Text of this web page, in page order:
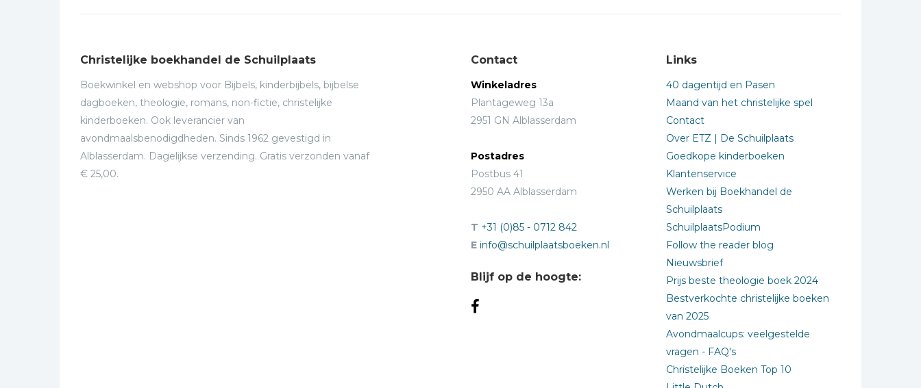
Christelijke boekhandel de Schuilplaats
Boekwinkel en webshop voor Bijbels, kinderbijbels, bijbelse
dagboeken, theologie, romans, non-fictie, christelijke
kinderboeken. Ook leverancier van
avondmaalsbenodigdheden. Sinds 1962 gevestigd in
Alblasserdam. Dagelijkse verzending. Gratis verzonden vanaf
€ 25,00.
Contact
Winkeladres
Plantageweg 13a
2951 GN Alblasserdam
Postadres
Postbus 41
2950 AA Alblasserdam
T +31 (0)85 - 0712 842
E info@schuilplaatsboeken.nl
Blijf op de hoogte:
Links
40 dagentijd en Pasen
Maand van het christelijke spel
Contact
Over ETZ | De Schuilplaats
Goedkope kinderboeken
Klantenservice
Werken bij Boekhandel de
Schuilplaats
SchuilplaatsPodium
Follow the reader blog
Nieuwsbrief
Prijs beste theologie boek 2024
Bestverkochte christelijke boeken
van 2025
Avondmaalcups: veelgestelde
vragen - FAQ's
Christelijke Boeken Top 10